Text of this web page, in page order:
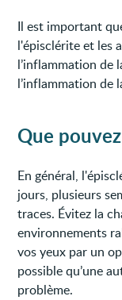
Il est important
l'épisclérite et les
l’inflammation de
l’inflammation de
Que
En général,
jours, plusieurs
traces. Évitez la
environnements
vos yeux par un
possible qu’une
problème.